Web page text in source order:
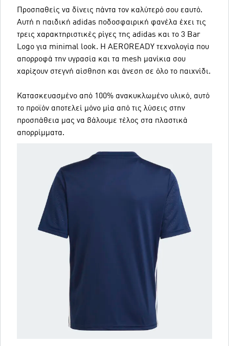
Προσπαθείς να δίνεις πάντα τον καλύτερό σου εαυτό.
Αυτή η παιδική adidas ποδοσφαιρική φανέλα έχει τις
τρεις χαρακτηριστικές ρίγες της adidas και το 3 Bar
Logo για minimal look. Η AEROREADY τεχνολογία που
απορροφά την υγρασία και τα mesh μανίκια σου
χαρίζουν στεγνή αίσθηση και άνεση σε όλο το παιχνίδι.
Κατασκευασμένο από 100% ανακυκλωμένο υλικό, αυτό
το προϊόν αποτελεί μόνο μία από τις λύσεις στην
προσπάθεια μας να βάλουμε τέλος στα πλαστικά
απορρίμματα.